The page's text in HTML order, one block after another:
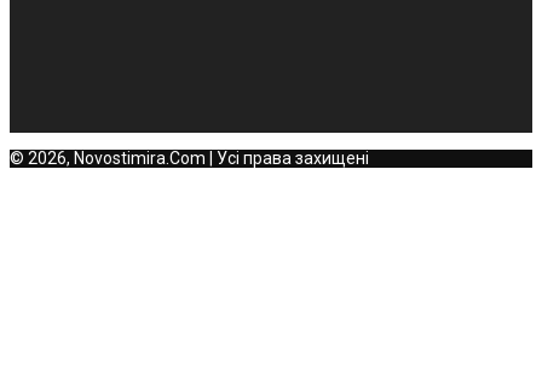
© 2026, Novostimira.Com | Усі права захищені